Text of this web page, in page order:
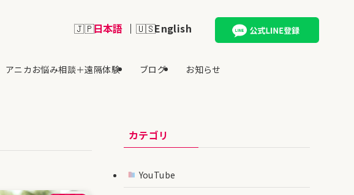
アニカお悩み相談＋遠隔体験 ブログ お知らせ
English
日本語
カテゴリ
YouTube